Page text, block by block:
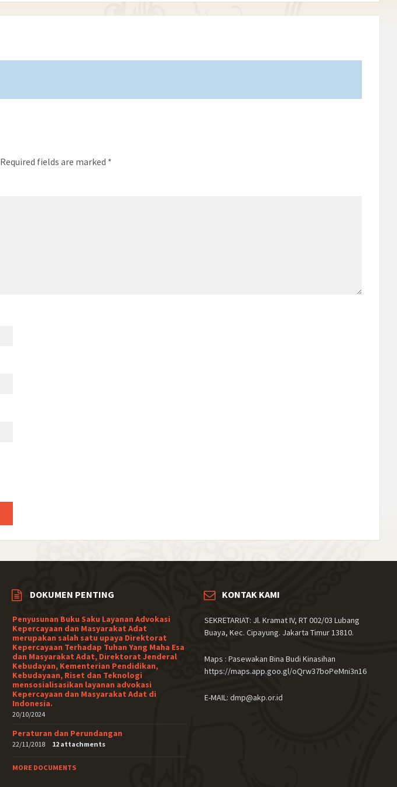
Required fields are marked *
DOKUMEN PENTING
Penyusunan Buku Saku Layanan Advokasi
Kepercayaan dan Masyarakat Adat
merupakan salah satu upaya Direktorat
Kepercayaan Terhadap Tuhan Yang Maha Esa
dan Masyarakat Adat, Direktorat Jenderal
Kebudayan, Kementerian Pendidikan,
Kebudayaan, Riset dan Teknologi
mensosialisasikan layanan advokasi
Kepercayaan dan Masyarakat Adat di
Indonesia.
20/10/2024
Peraturan dan Perundangan
22/11/2018 12 attachments
MORE DOCUMENTS
KONTAK KAMI
SEKRETARIAT: Jl. Kramat IV, RT 002/03 Lubang
Buaya, Kec. Cipayung. Jakarta Timur 13810.
Maps : Pasewakan Bina Budi Kinasihan
https://maps.app.goo.gl/oQrw37boPeMni3n16
E-MAIL: dmp@akp.or.id